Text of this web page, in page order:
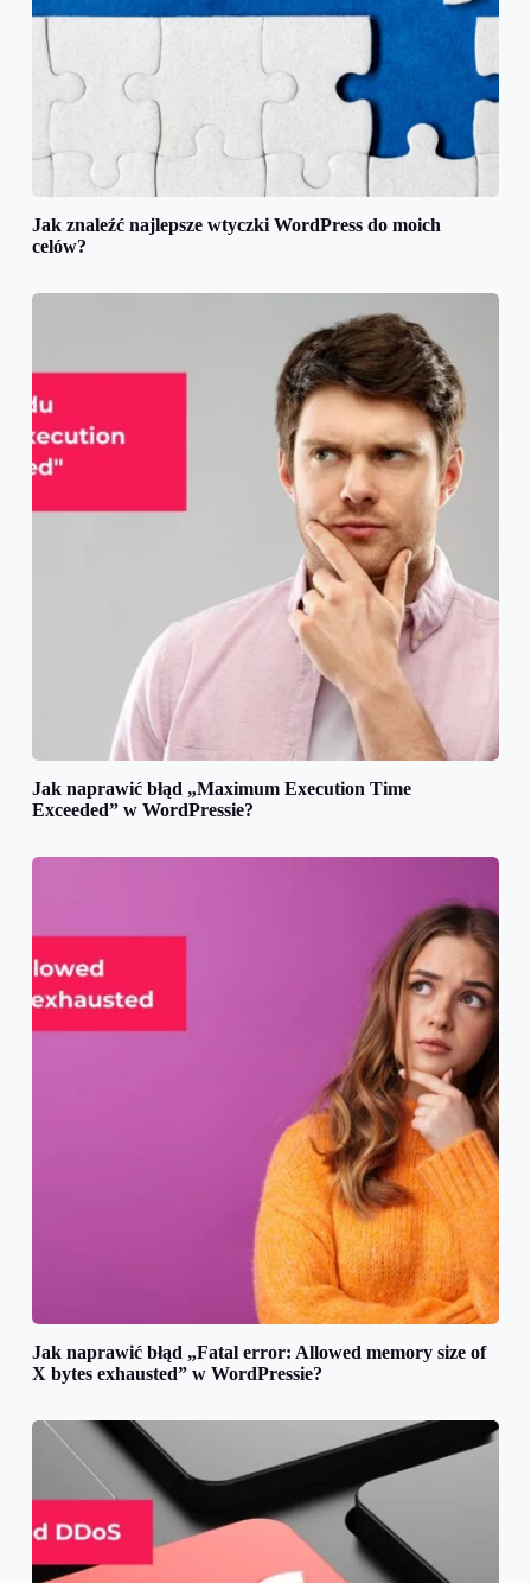
Jak znaleźć najlepsze wtyczki WordPress do moich
celów?
Jak naprawić błąd „Maximum Execution Time
Exceeded” w WordPressie?
Jak naprawić błąd „Fatal error: Allowed memory size of
X bytes exhausted” w WordPressie?